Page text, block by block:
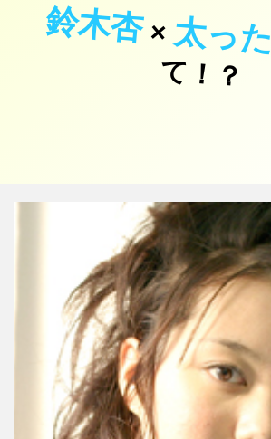
鈴木杏× 太った
て
？